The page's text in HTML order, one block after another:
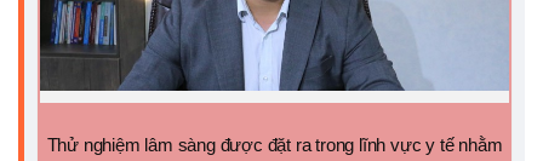
Thử nghiệm lâm sàng được đặt ra trong lĩnh vực y tế nhằm